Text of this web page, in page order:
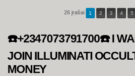
26 įrašai 1 2 3 4 5
☎️+2347073791700☎️ I
JOIN ILLUMINATI
MONEY